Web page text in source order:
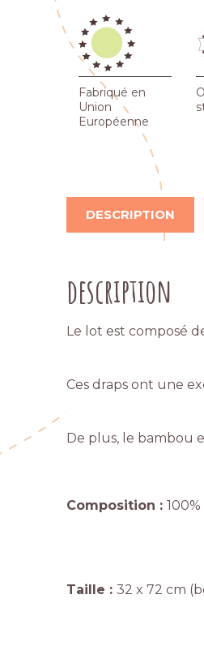
Fabriqué en
Union
Européenne
DESCRIPTION
description
Le lot est composé
Ces draps ont une
De plus, le bambou
Composition :
Taille :32 x 72 cm